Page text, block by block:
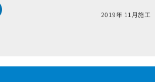
2019年 11月